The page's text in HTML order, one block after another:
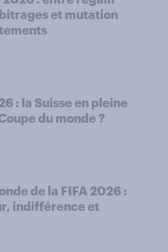
et mutation
: la Suisse en pleine
du monde ?
de la FIFA 2026 :
et